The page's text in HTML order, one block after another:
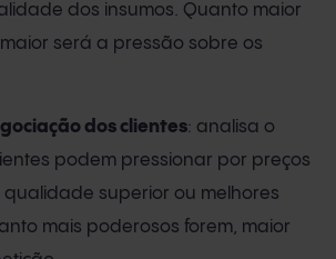
dos insumos. Quanto maior
será a pressão sobre os
dos clientes: analisa o
podem pressionar por preços
qualidade superior ou melhores
mais poderosos forem, maior